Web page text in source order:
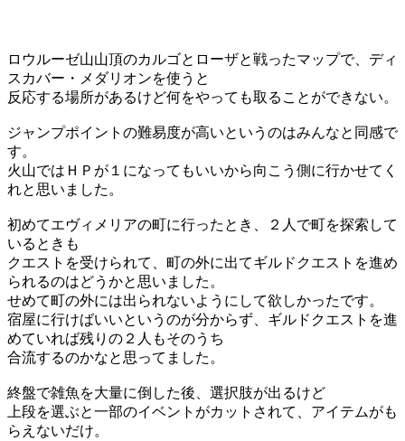
ロウルーゼ山山頂のカルゴとローザと戦ったマップで、ディ
スカバー・メダリオンを使うと
反応する場所があるけど何をやっても取ることができない。
ジャンプポイントの難易度が高いというのはみんなと同感で
す。
火山ではＨＰが１になってもいいから向こう側に行かせてく
れと思いました。
初めてエヴィメリアの町に行ったとき、２人で町を探索して
いるときも
クエストを受けられて、町の外に出てギルドクエストを進め
られるのはどうかと思いました。
せめて町の外には出られないようにして欲しかったです。
宿屋に行けばいいというのが分からず、ギルドクエストを進
めていれば残りの２人もそのうち
合流するのかなと思ってました。
終盤で雑魚を大量に倒した後、選択肢が出るけど
上段を選ぶと一部のイベントがカットされて、アイテムがも
らえないだけ。